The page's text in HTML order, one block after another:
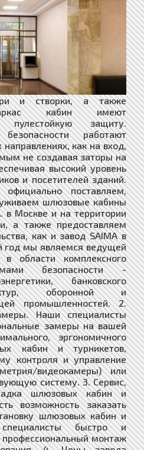
и створки, а также
кабин имеют
пулестойкую защиту.
работают
как на вход,
не создавая заторы на
высокий уровень
и посетителей зданий.
поставляем,
шлюзовые кабины
в Москве и на территории
а также предоставляем
как и завод SAIMA в
год мы являемся ведущей
области комплексного
безопасности -
банковского
оборонной и
промышленностей. 2.
Наши специалисты
замеры на вашей
эргономичного
кабин и турникетов,
контроля и управление
видеокамеры) или
систему. 3. Сервис,
шлюзовых кабин и
возможность заказать
шлюзовых кабин и
быстро и
профессиональный монтаж